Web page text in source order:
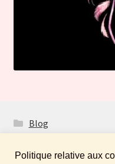
Blog
Politique relative aux